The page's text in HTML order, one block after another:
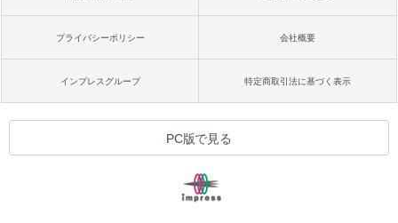
プライバシーポリシー 会社概要
インプレスグループ 特定商取引法に基づく表示
PC版で見る